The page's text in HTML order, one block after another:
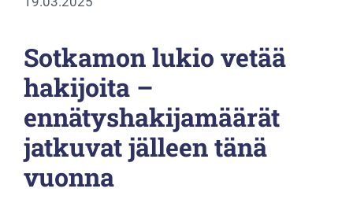
Sotkamon lukio vetää
hakijoita –
ennätyshakijamäärät
jatkuvat jälleen tänä
vuonna